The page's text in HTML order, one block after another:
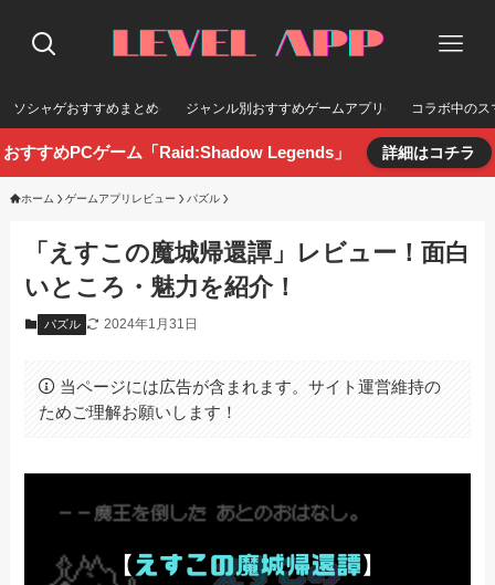
ソシャゲおすすめまとめ ジャンル別おすすめゲームアプリ コラボ中のス
おすすめPCゲーム「Raid:Shadow Legends」 詳細はコチラ
ホーム ゲームアプリレビュー パズル
「えすこの魔城帰還譚」レビュー！面白
いところ・魅力を紹介！
パズル 2024年1月31日
当ページには広告が含まれます。サイト運営維持の
ためご理解お願いします！